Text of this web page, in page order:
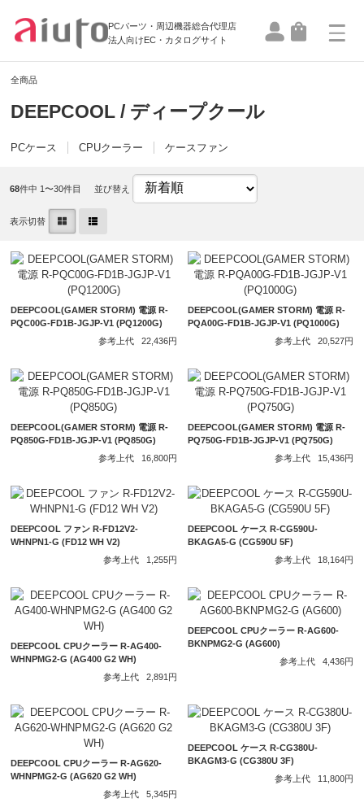
PCパーツ・周辺機器総合代理店
法人向けEC・カタログサイト
全商品
DEEPCOOL / ディープクール
PCケース CPUクーラー ケースファン
68件中 1〜30件目 並び替え
表示切替
DEEPCOOL(GAMER STORM) 電源 R-
PQC00G-FD1B-JGJP-V1 (PQ1200G)
参考上代
22,436円
DEEPCOOL(GAMER STORM) 電源 R-
PQA00G-FD1B-JGJP-V1 (PQ1000G)
参考上代
20,527円
DEEPCOOL(GAMER STORM) 電源 R-
PQ850G-FD1B-JGJP-V1 (PQ850G)
参考上代
16,800円
DEEPCOOL(GAMER STORM) 電源 R-
PQ750G-FD1B-JGJP-V1 (PQ750G)
参考上代
15,436円
DEEPCOOL ファン R-FD12V2-
WHNPN1-G (FD12 WH V2)
参考上代
1,255円
DEEPCOOL ケース R-CG590U-
BKAGA5-G (CG590U 5F)
参考上代
18,164円
DEEPCOOL CPUクーラー R-AG400-
WHNPMG2-G (AG400 G2 WH)
参考上代
2,891円
DEEPCOOL CPUクーラー R-AG600-
BKNPMG2-G (AG600)
参考上代
4,436円
DEEPCOOL CPUクーラー R-AG620-
WHNPMG2-G (AG620 G2 WH)
参考上代
5,345円
DEEPCOOL ケース R-CG380U-
BKAGM3-G (CG380U 3F)
参考上代
11,800円